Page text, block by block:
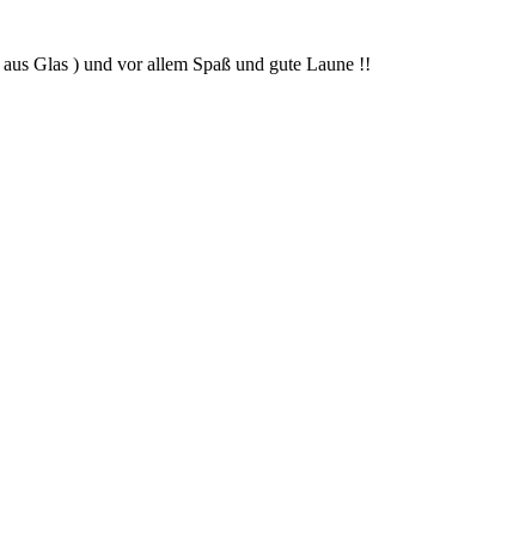
Glas ) und vor allem Spaß und gute Laune !!